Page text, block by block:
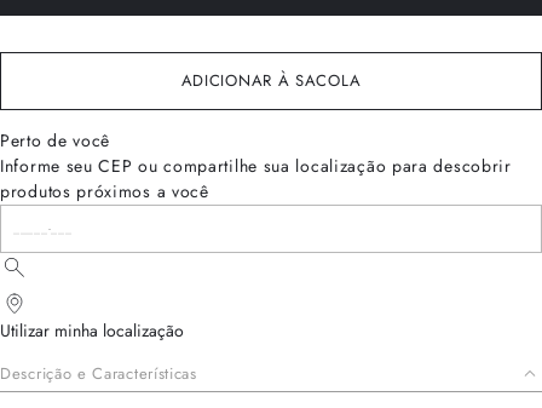
ADICIONAR À SACOLA
Perto de você
Informe seu CEP ou compartilhe sua localização para descobrir
produtos próximos a você
Utilizar minha localização
Descrição e Características